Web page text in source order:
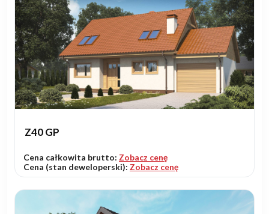
Z40 GP
Cena całkowita brutto: Zobacz cenę
Cena (stan deweloperski): Zobacz cenę